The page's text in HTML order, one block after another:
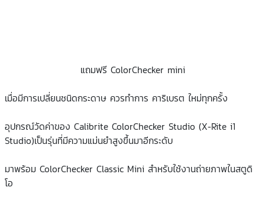
แถมฟรี ColorChecker mini
เมื่อมีการเปลี่ยนชนิดกระดาษ ควรทำการ คาริเบรต ใหม่ทุกครั้ง
อุปกรณ์วัดค่าของ Calibrite ColorChecker Studio (X-Rite i1
Studio)เป็นรุ่นที่มีความแม่นยำสูงขึ้นมาอีกระดับ
มาพร้อม ColorChecker Classic Mini สำหรับใช้งานถ่ายภาพในสตูดิ
โอ